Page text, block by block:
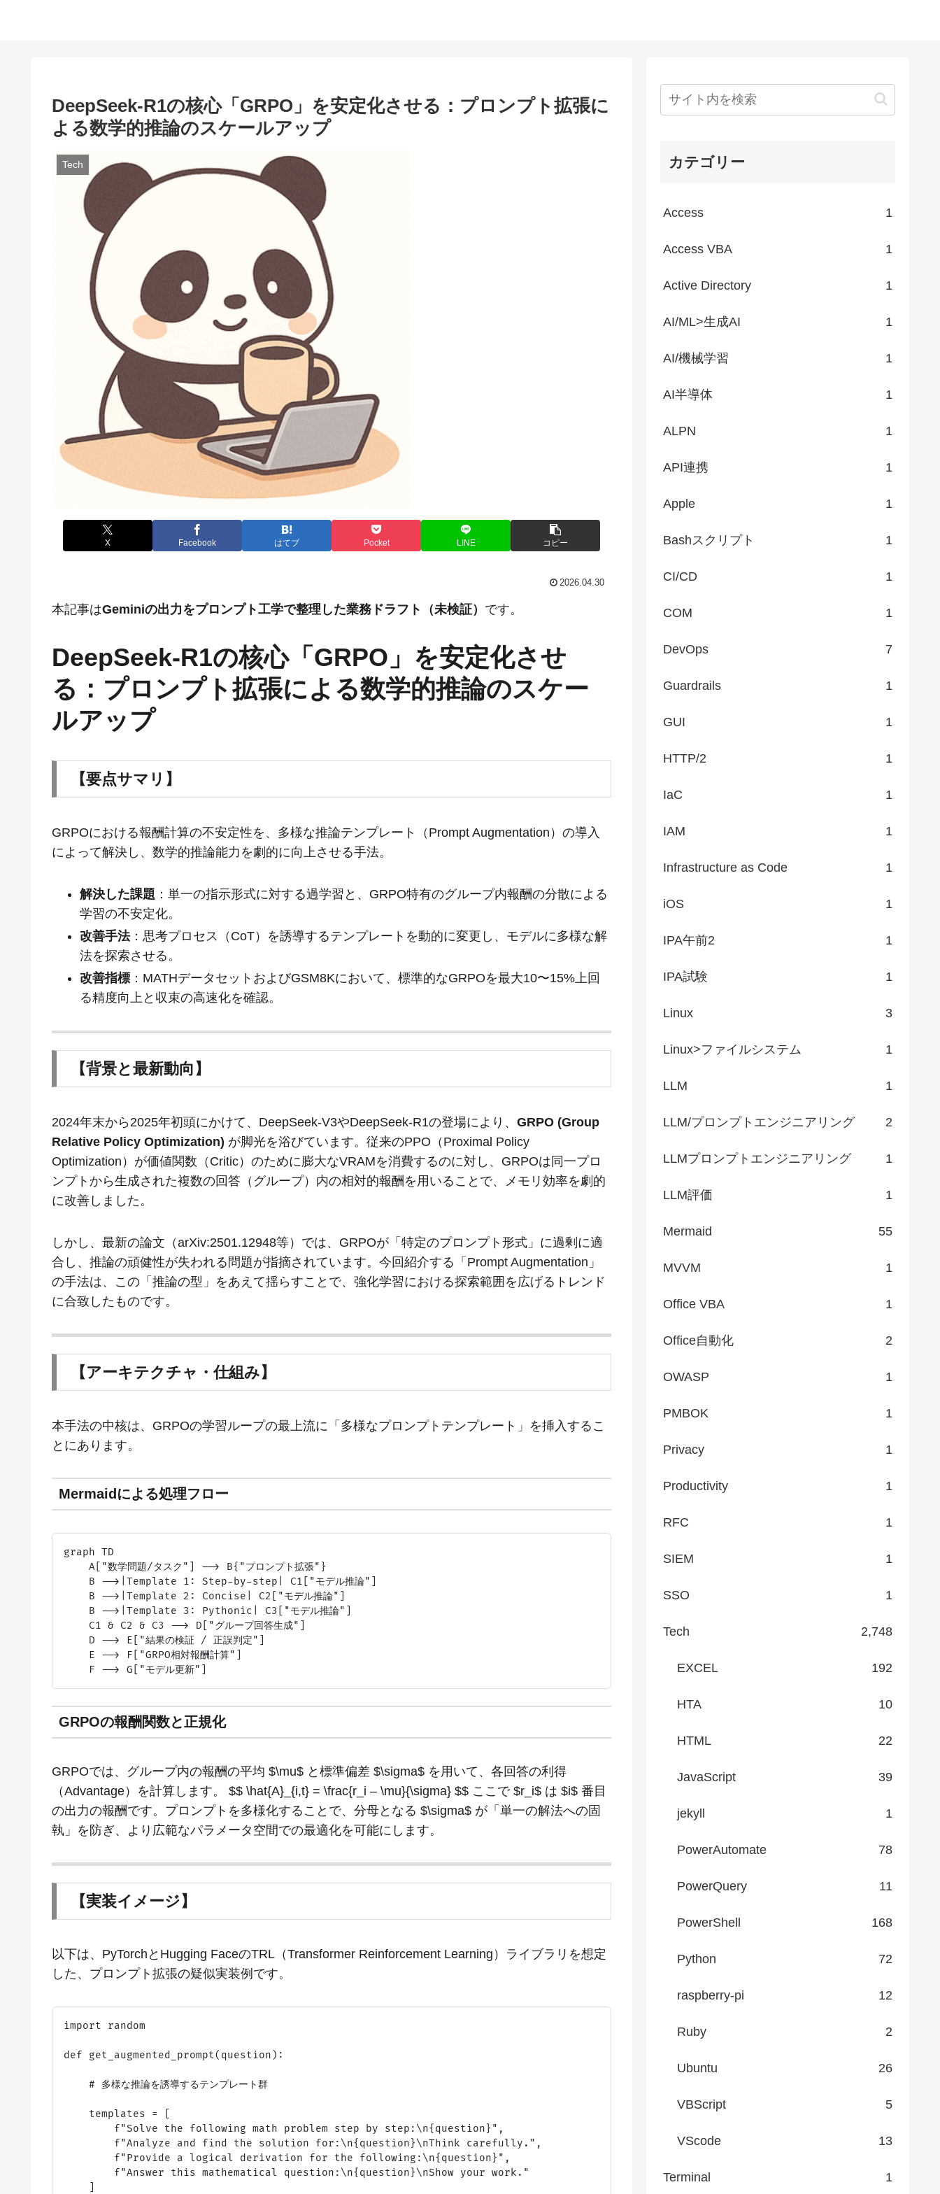
DeepSeek-R1の核心「GRPO」を安定化させる：プロンプト拡張に
よる数学的推論のスケールアップ
Tech
X Facebook はてブ Pocket LINE コピー
2026.04.30
本記事はGeminiの出力をプロンプト工学で整理した業務ドラフト（未検証） です。
DeepSeek-R1の核心「GRPO」を安定化させ
る：プロンプト拡張による数学的推論のスケー
ルアップ
【要点サマリ】
GRPOにおける報酬計算の不安定性を、多様な推論テンプレート（Prompt Augmentation）の導入
によって解決し、数学的推論能力を劇的に向上させる手法。
解決した課題 ：単一の指示形式に対する過学習と、GRPO特有のグループ内報酬の分散による
学習の不安定化。
改善手法：思考プロセス（CoT）を誘導するテンプレートを動的に変更し、モデルに多様な解
法を探索させる。
改善指標：MATHデータセットおよびGSM8Kにおいて、標準的なGRPOを最大10〜15%上回
る精度向上と収束の高速化を確認。
【背景と最新動向】
2024年末から2025年初頭にかけて、DeepSeek-V3やDeepSeek-R1の登場により、 GRPO (Group
Relative Policy Optimization) が脚光を浴びています。従来のPPO（Proximal Policy
Optimization）が価値関数（Critic）のために膨大なVRAMを消費するのに対し、GRPOは同一プロ
ンプトから生成された複数の回答（グループ）内の相対的報酬を用いることで、メモリ効率を劇的
に改善しました。
しかし、最新の論文（arXiv:2501.12948等）では、GRPOが「特定のプロンプト形式」に過剰に適
合し、推論の頑健性が失われる問題が指摘されています。今回紹介する「Prompt Augmentation」
の手法は、この「推論の型」をあえて揺らすことで、強化学習における探索範囲を広げるトレンド
に合致したものです。
【アーキテクチャ・仕組み】
本手法の中核は、GRPOの学習ループの最上流に「多様なプロンプトテンプレート」を挿入するこ
とにあります。
Mermaidによる処理フロー
graph TD
    A["数学問題/タスク"] --> B{"プロンプト拡張"}
    B -->|Template 1: Step-by-step| C1["モデル推論"]
    B -->|Template 2: Concise| C2["モデル推論"]
    B -->|Template 3: Pythonic| C3["モデル推論"]
    C1 & C2 & C3 --> D["グループ回答生成"]
    D --> E["結果の検証 / 正誤判定"]
    E --> F["GRPO相対報酬計算"]
GRPOの報酬関数と正規化
GRPOでは、グループ内の報酬の平均 $\mu$ と標準偏差 $\sigma$ を用いて、各回答の利得
（Advantage）を計算します。 $$ \hat{A}_{i,t} = \frac{r_i – \mu}{\sigma} $$ ここで $r_i$ は $i$ 番目
の出力の報酬です。プロンプトを多様化することで、分母となる $\sigma$ が「単一の解法への固
執」を防ぎ、より広範なパラメータ空間での最適化を可能にします。
【実装イメージ】
以下は、PyTorchとHugging FaceのTRL（Transformer Reinforcement Learning）ライブラリを想定
した、プロンプト拡張の疑似実装例です。
import random
def get_augmented_prompt(question):
    # 多様な推論を誘導するテンプレート群
    templates = [
        f"Solve the following math problem step by step:\n{question}",
        f"Analyze and find the solution for:\n{question}\nThink carefully.",
        f"Provide a logical derivation for the following:\n{question}",
        f"Answer this mathematical question:\n{question}\nShow your work."
カテゴリー
Access 1
Access VBA 1
Active Directory 1
AI/ML>生成AI 1
AI/機械学習 1
AI半導体 1
ALPN 1
API連携 1
Apple 1
Bashスクリプト 1
CI/CD 1
COM 1
DevOps 7
Guardrails 1
GUI 1
HTTP/2 1
IaC 1
IAM 1
Infrastructure as Code 1
iOS 1
IPA午前2 1
IPA試験 1
Linux 3
Linux>ファイルシステム 1
LLM 1
LLM/プロンプトエンジニアリング 2
LLMプロンプトエンジニアリング 1
LLM評価 1
Mermaid 55
MVVM 1
Office VBA 1
Office自動化 2
OWASP 1
PMBOK 1
Privacy 1
Productivity 1
RFC 1
SIEM 1
SSO 1
Tech 2,748
EXCEL 192
HTA 10
HTML 22
JavaScript 39
jekyll 1
PowerAutomate 78
PowerQuery 11
PowerShell 168
Python 72
raspberry-pi 12
Ruby 2
Ubuntu 26
VBScript 5
VScode 13
Terminal 1